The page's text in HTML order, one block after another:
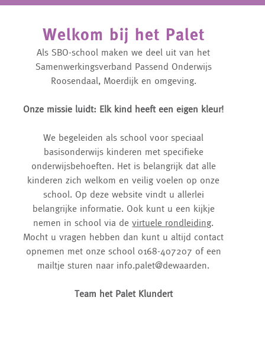
Welkom bij het Palet
Als SBO-school maken we deel uit van het
Samenwerkingsverband Passend Onderwijs
Roosendaal, Moerdijk en omgeving.
Onze missie luidt: Elk kind heeft een eigen kleur!
We begeleiden als school voor speciaal
basisonderwijs kinderen met specifieke
onderwijsbehoeften. Het is belangrijk dat alle
kinderen zich welkom en veilig voelen op onze
school. Op deze website vindt u allerlei
belangrijke informatie. Ook kunt u een kijkje
nemen in school via devirtuele rondleiding.
Mocht u vragen hebben dan kunt u altijd contact
opnemen met onze school 0168-407207 of een
mailtje sturen naar info.palet@dewaarden.
Team het Palet Klundert